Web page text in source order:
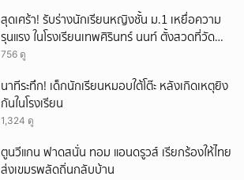
สุดเศร้า! รับร่างนักเรียนหญิงชั้น ม.1 เหยื่อความ
รุนแรง ในโรงเรียนเทพศิรินทร์ นนท์ ตั้งสวดที่วัด
ลาดปลาดุก
756 ดู
นาทีระทึก! เด็กนักเรียนหมอบใต้โต๊ะ หลังเกิดเหตุยิง
กันในโรงเรียน
1,324 ดู
ตูนวีแกน ฟาดสนั่น ทอม แอนดรูวส์ เรียกร้องให้ไทย
ส่งเขมรพลัดถิ่นกลับบ้าน